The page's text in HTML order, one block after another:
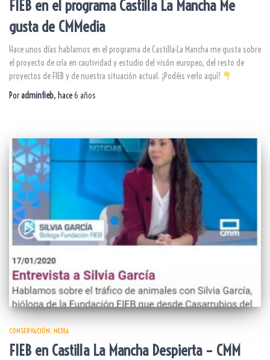
FIEB en el programa Castilla La Mancha Me
gusta de CMMedia
Hace unos días hablamos en el programa de Castilla-La Mancha me gusta sobre
el proyecto de cría en cautividad y estudio del visón europeo, del resto de
proyectos de FIEB y de nuestra situación actual. ¡Podéis verlo aquí!
Poradminfieb, hace6 años
CONSERVACIÓN MEDIA
FIEB en Castilla La Mancha Despierta – CMM